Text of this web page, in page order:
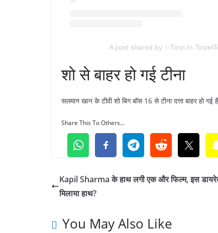
A post shared by ✨Tinzi In
शो से बाहर हो गई टीना
सलमान खान के टीवी शो बिग बॉस 16 से टीना दत्ता बाहर हो
Share This To Others...
Kapil Sharma के हाथ लगी एक और फिल्म, इस
मिलाया हाथ?
You May Also Like